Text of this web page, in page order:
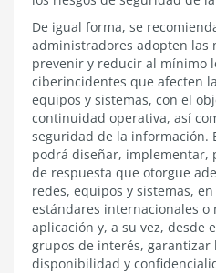
De igual forma, se
administradores adopten las
prevenir y reducir al mínimo
ciberincidentes que afecten
equipos y sistemas, con el
continuidad operativa, así
seguridad de la información.
podrá diseñar, implementar,
de respuesta que otorgue
redes, equipos y sistemas,
estándares internacionales o
aplicación y, a su vez, desde
grupos de interés, garantizar
disponibilidad y